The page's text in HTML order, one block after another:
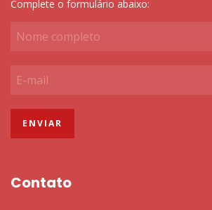
Complete o formulário abaixo:
Contato